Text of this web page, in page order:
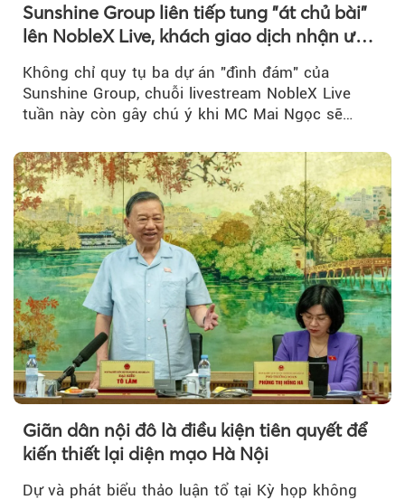
Sunshine Group liên tiếp tung "át chủ bài"
lên NobleX Live, khách giao dịch nhận ưu
Không chỉ quy tụ ba dự án "đình đám" của
Sunshine Group, chuỗi livestream NobleX Live
tuần này còn gây chú ý khi MC Mai Ngọc sẽ
Giãn dân nội đô là điều kiện tiên quyết để
kiến thiết lại diện mạo Hà Nội
Dự và phát biểu thảo luận tổ tại Kỳ họp không